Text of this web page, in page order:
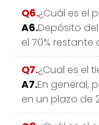
Q6.¿Cuál es el
A6.Depósito
el 70%
Q7.¿Cual es el
A7.En general,
en un plazo de